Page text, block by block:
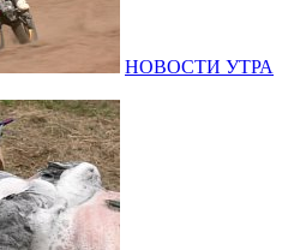
НОВОСТИ УТРА